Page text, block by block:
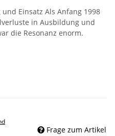
Einsatz Als Anfang 1998
in Ausbildung und
die Resonanz enorm.
Frage zum Artikel